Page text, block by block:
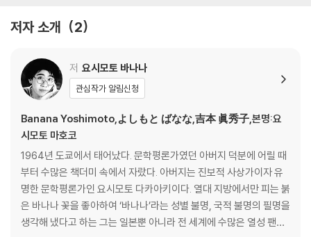
눈다. 작가는 그들과 흐름에 몸을 맡기고 사는 것에 대해 대화하며 여러 가
의 영혼들” “전생에 티베트 승려였을 것.” 등 얼핏 ‘무슨 소리지?’ 싶은 이
야기도 있지만 결국 논리를 내려놓고 자기에게 딱 맞는 흐름을 타는 삶의
방법을 이해하고 나면 울퉁불퉁하고 괴상한 다양성 또한 다 제각기 맥락이
있음을 자연스럽게 느끼게 된다.
“열심히 바쁘게 일하는데 왜 행복하지 않을까요. 시간을 허투루 쓰지 말라
고, 혹은 늘 이득이 되는 일을 하라고 부추기는 원인이 있기 때문입니다. 그
원인은 사장이나 상사가 아니라 서민이 일을 하지 않으면 곤란하다는, 돈
을 착취하는 쪽의 논리죠. 모두가 그 논리에 끌려가고 있는 겁니다.”
마는 것이 아닌 요시모토 바나나의 생각들. 그녀는 이 책에서 그간 자신에
들의 다양한 질문에 ‘나라면 이렇게 하겠다’는 솔직한 답변까지 담아 에세
이를 출간하였다. 『나와 맞지 않는 것을 하지 않는 것』은 무엇보다 ‘자기답
게’ 살기보다는 ‘남의 욕망’을 따라가며 사는 것에 지친 현대인들에게 의미
있는 조언을 던지고 있다.
저자 소개 2
저 요시모토 바나나
관심작가 알림신청
Banana Yoshimoto,よしもと ばなな,吉本 眞秀子,본명:요
시모토 마호코
1964년 도쿄에서 태어났다. 문학평론가였던 아버지 덕분에 어릴 때
부터 수많은 책더미 속에서 자랐다. 아버지는 진보적 사상가이자 유
명한 문학평론가인 요시모토 다카아키이다. 열대 지방에서만 피는 붉
은 바나나 꽃을 좋아하여 ‘바나나’라는 성별 불명, 국적 불명의 필명을
생각해 냈다고 하는 그는 일본뿐 아니라 전 세계에 수많은 열성 팬을